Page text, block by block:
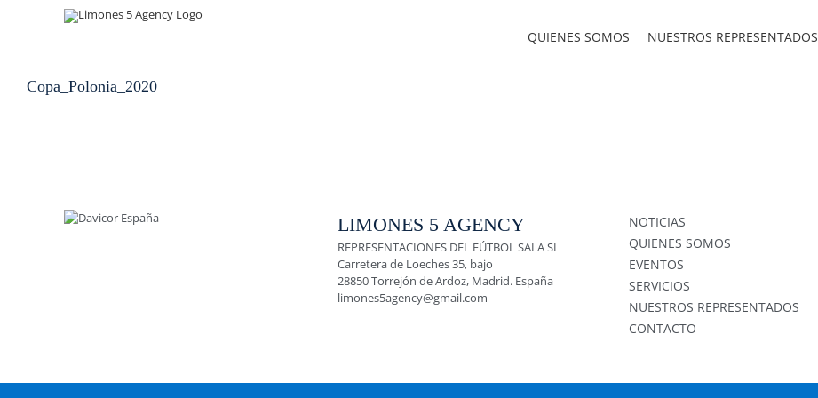
QUIENES SOMOS NUESTROS REPRESENTADOS
Copa_Polonia_2020
LIMONES 5 AGENCY
REPRESENTACIONES DEL FÚTBOL SALA SL
Carretera de Loeches 35, bajo
28850 Torrejón de Ardoz, Madrid. España
limones5agency@gmail.com
NOTICIAS
QUIENES SOMOS
EVENTOS
SERVICIOS
NUESTROS REPRESENTADOS
CONTACTO